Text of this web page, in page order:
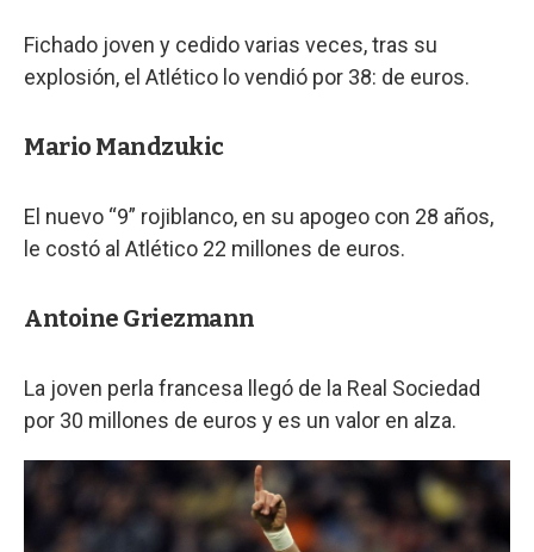
Fichado joven y cedido varias veces, tras su
explosión, el Atlético lo vendió por 38: de euros.
Mario Mandzukic
El nuevo “9” rojiblanco, en su apogeo con 28 años,
le costó al Atlético 22 millones de euros.
Antoine Griezmann
La joven perla francesa llegó de la Real Sociedad
por 30 millones de euros y es un valor en alza.